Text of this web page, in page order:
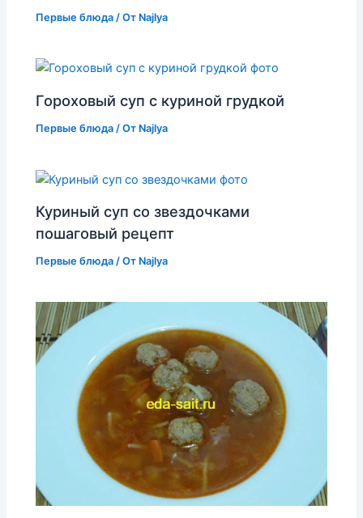
Первые блюда / От Najlya
Гороховый суп с куриной грудкой
Первые блюда / От Najlya
Куриный суп со звездочками
пошаговый рецепт
Первые блюда / От Najlya